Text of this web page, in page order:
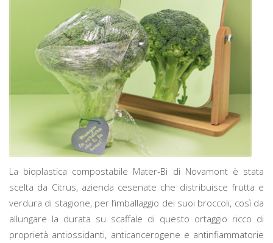
La bioplastica compostabile Mater-Bi di Novamont è stata
scelta da Citrus, azienda cesenate che distribuisce frutta e
verdura di stagione, per l’imballaggio dei suoi broccoli, così da
allungare la durata su scaffale di questo ortaggio ricco di
proprietà antiossidanti, anticancerogene e antinfiammatorie